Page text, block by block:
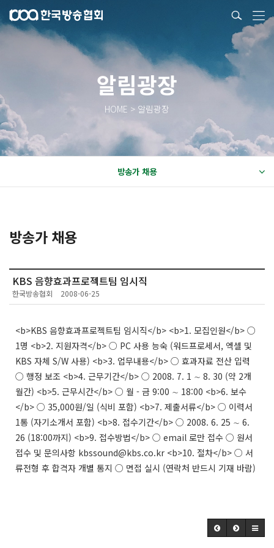
알림광장
HOME > 알림광장
방송가 채용
방송가 채용
KBS 음향효과프로젝트팀 임시직
한국방송협회 2008-06-25
<b>KBS 음향효과프로젝트팀 임시직</b> <b>1. 모집인원</b> ○
1명 <b>2. 지원자격</b> ○ PC 사용 능숙 (워드프로세서, 엑셀 및
KBS 자체 S/W 사용) <b>3. 업무내용</b> ○ 효과자료 전산 입력
○ 행정 보조 <b>4. 근무기간</b> ○ 2008. 7. 1 ∼ 8. 30 (약 2개
월간) <b>5. 근무시간</b> ○ 월 - 금 9:00 ∼ 18:00 <b>6. 보수
</b> ○ 35,000원/일 (식비 포함) <b>7. 제출서류</b> ○ 이력서
1통 (자기소개서 포함) <b>8. 접수기간</b> ○ 2008. 6. 25 ∼ 6.
26 (18:00까지) <b>9. 접수방법</b> ○ email 로만 접수 ○ 원서
접수 및 문의사항 kbssound@kbs.co.kr <b>10. 절차</b> ○ 서
류전형 후 합격자 개별 통지 ○ 면접 실시 (연락처 반드시 기재 바람)